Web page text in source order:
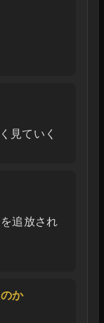
見ていく
追放され
か